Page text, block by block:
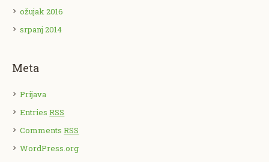
ožujak 2016
srpanj 2014
Meta
Prijava
EntriesRSS
CommentsRSS
WordPress.org